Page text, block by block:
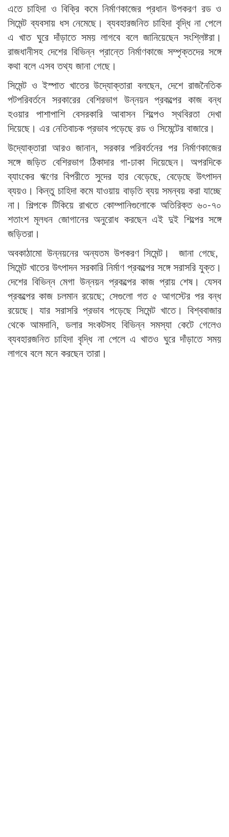
এতে চাহিদা ও বিক্রি কমে নির্মাণকাজের প্রধান উপকরণ রড ও
সিমেন্ট ব্যবসায় ধস নেমেছে। ব্যবহারজনিত চাহিদা বৃদ্ধি না পেলে
এ খাত ঘুরে দাঁড়াতে সময় লাগবে বলে জানিয়েছেন সংশ্লিষ্টরা।
রাজধানীসহ দেশের বিভিন্ন প্রান্তে নির্মাণকাজে সম্পৃক্তদের সঙ্গে
কথা বলে এসব তথ্য জানা গেছে।
সিমেন্ট ও ইস্পাত খাতের উদ্যোক্তারা বলছেন, দেশে রাজনৈতিক
পটপরিবর্তনে সরকারের বেশিরভাগ উন্নয়ন প্রকল্পের কাজ বন্ধ
হওয়ার পাশাপাশি বেসরকারি আবাসন শিল্পেও স্থবিরতা দেখা
দিয়েছে। এর নেতিবাচক প্রভাব পড়েছে রড ও সিমেন্টের বাজারে।
উদ্যোক্তারা আরও জানান, সরকার পরিবর্তনের পর নির্মাণকাজের
সঙ্গে জড়িত বেশিরভাগ ঠিকাদার গা-ঢাকা দিয়েছেন। অপরদিকে
ব্যাংকের ঋণের বিপরীতে সুদের হার বেড়েছে, বেড়েছে উৎপাদন
ব্যয়ও। কিন্তু চাহিদা কমে যাওয়ায় বাড়তি ব্যয় সমন্বয় করা যাচ্ছে
না। শিল্পকে টিকিয়ে রাখতে কোম্পানিগুলোকে অতিরিক্ত ৬০-৭০
শতাংশ মূলধন জোগানের অনুরোধ করছেন এই দুই শিল্পের সঙ্গে
জড়িতরা।
অবকাঠামো উন্নয়নের অন্যতম উপকরণ সিমেন্ট। জানা গেছে,
সিমেন্ট খাতের উৎপাদন সরকারি নির্মাণ প্রকল্পের সঙ্গে সরাসরি যুক্ত।
দেশের বিভিন্ন মেগা উন্নয়ন প্রকল্পের কাজ প্রায় শেষ। যেসব
প্রকল্পের কাজ চলমান রয়েছে; সেগুলো গত ৫ আগস্টের পর বন্ধ
রয়েছে। যার সরাসরি প্রভাব পড়েছে সিমেন্ট খাতে। বিশ্ববাজার
থেকে আমদানি, ডলার সংকটসহ বিভিন্ন সমস্যা কেটে গেলেও
ব্যবহারজনিত চাহিদা বৃদ্ধি না পেলে এ খাতও ঘুরে দাঁড়াতে সময়
লাগবে বলে মনে করছেন তারা।